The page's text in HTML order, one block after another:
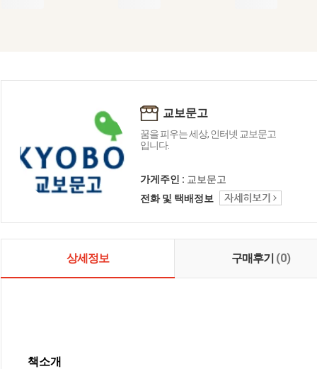
교보문고
꿈을 피우는 세상, 인터넷 교보문고
입니다.
가게주인 : 교보문고
전화 및 택배정보
상세정보 구매후기 (0)
책소개